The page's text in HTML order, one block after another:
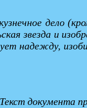
дело
звезда и
надежду,
документа